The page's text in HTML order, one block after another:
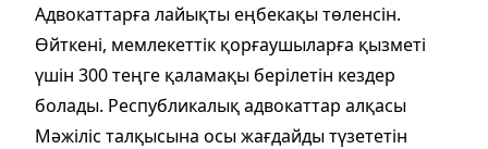
Адвокаттарға лайықты еңбекақы төленсін.
Өйткені, мемлекеттік қорғаушыларға қызметі
үшін 300 теңге қаламақы берілетін кездер
болады. Республикалық адвокаттар алқасы
Мәжіліс талқысына осы жағдайды түзететін